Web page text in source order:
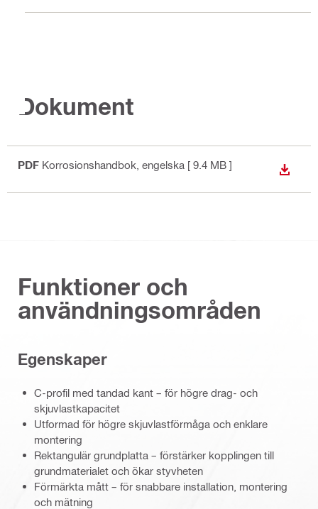
Dokument
PDF Korrosionshandbok , engelska [ 9.4 MB ]
LADDA
Funktioner och
användningsområden
Egenskaper
C-profil med tandad kant – för högre drag- och
skjuvlastkapacitet
Utformad för högre skjuvlastförmåga och enklare
montering
Rektangulär grundplatta – förstärker kopplingen till
grundmaterialet och ökar styvheten
Förmärkta mått – för snabbare installation, montering
och mätning